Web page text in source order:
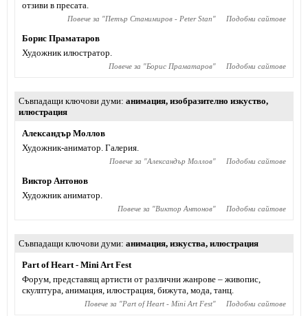
отзиви в пресата.
Повече за "Петър Станимиров - Pеter Stan" Подобни сайтове
Борис Праматаров
Художник илюстратор.
Повече за "Борис Праматаров" Подобни сайтове
Съвпадащи ключови думи анимация, изобразително изкуство,
илюстрация
Александър Моллов
Художник-аниматор. Галерия.
Повече за "Александър Моллов" Подобни сайтове
Виктор Антонов
Художник аниматор.
Повече за "Виктор Антонов" Подобни сайтове
Съвпадащи ключови думи анимация, изкуства, илюстрация
Part of Heart - Mini Art Fest
Форум, представящ артисти от различни жанрове – живопис,
скулптура, анимация, илюстрация, бижута, мода, танц.
Повече за "Part of Heart - Mini Art Fest" Подобни сайтове